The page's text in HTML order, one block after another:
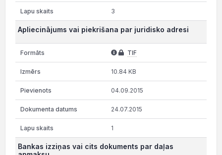
3
Apliecinājums vai piekrišana par juridisko adresi
TIF
10.84 KB
04.09.2015
24.07.2015
1
Bankas izziņas vai cits dokuments par daļas